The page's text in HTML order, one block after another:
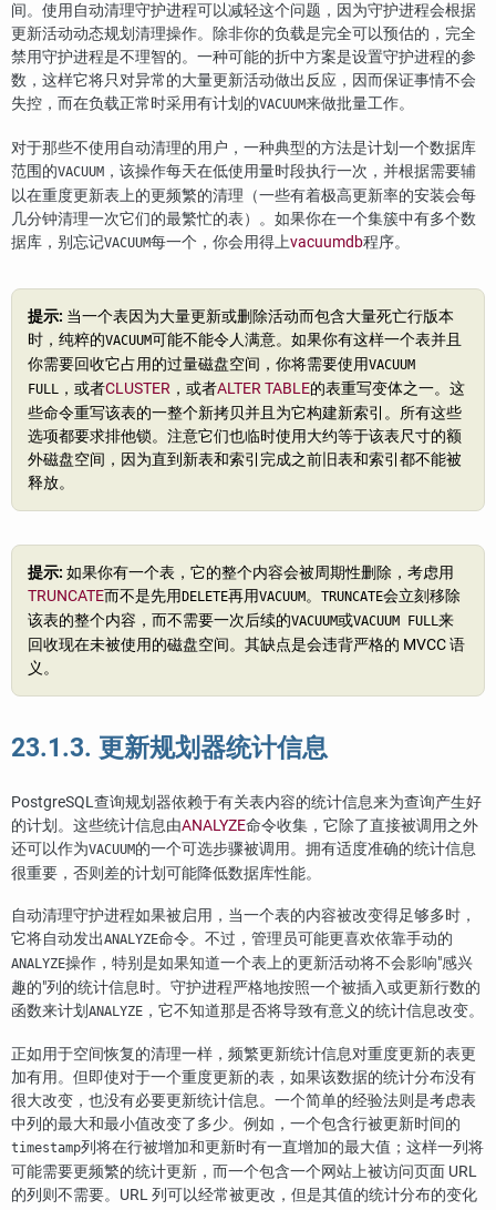
间。使用自动清理守护进程可以减轻这个问题，因为守护进程会根据
更新活动动态规划清理操作。除非你的负载是完全可以预估的，完全
禁用守护进程是不理智的。一种可能的折中方案是设置守护进程的参
数，这样它将只对异常的大量更新活动做出反应，因而保证事情不会
失控，而在负载正常时采用有计划的VACUUM来做批量工作。
对于那些不使用自动清理的用户，一种典型的方法是计划一个数据库
范围的VACUUM ，该操作每天在低使用量时段执行一次，并根据需要辅
以在重度更新表上的更频繁的清理（一些有着极高更新率的安装会每
几分钟清理一次它们的最繁忙的表）。如果你在一个集簇中有多个数
据库，别忘记VACUUM每一个，你会用得上vacuumdb程序。
提示: 当一个表因为大量更新或删除活动而包含大量死亡行版本
时，纯粹的VACUUM可能不能令人满意。如果你有这样一个表并且
你需要回收它占用的过量磁盘空间，你将需要使用VACUUM
FULL ，或者CLUSTER ，或者ALTER TABLE的表重写变体之一。这
些命令重写该表的一整个新拷贝并且为它构建新索引。所有这些
选项都要求排他锁。注意它们也临时使用大约等于该表尺寸的额
外磁盘空间，因为直到新表和索引完成之前旧表和索引都不能被
释放。
提示: 如果你有一个表，它的整个内容会被周期性删除，考虑用
TRUNCATE而不是先用 DELETE再用VACUUM。 TRUNCATE会立刻移除
该表的整个内容，而不需要一次后续的VACUUM或VACUUM FULL来
回收现在未被使用的磁盘空间。其缺点是会违背严格的 MVCC 语
义。
23.1.3. 更新规划器统计信息
PostgreSQL查询规划器依赖于有关表内容的统计信息来为查询产生好
的计划。这些统计信息由ANALYZE命令收集，它除了直接被调用之外
还可以作为VACUUM的一个可选步骤被调用。拥有适度准确的统计信息
很重要，否则差的计划可能降低数据库性能。
自动清理守护进程如果被启用，当一个表的内容被改变得足够多时，
它将自动发出ANALYZE命令。不过，管理员可能更喜欢依靠手动的
ANALYZE操作，特别是如果知道一个表上的更新活动将不会影响"感兴
趣的"列的统计信息时。守护进程严格地按照一个被插入或更新行数的
函数来计划 ANALYZE ，它不知道那是否将导致有意义的统计信息改变。
正如用于空间恢复的清理一样，频繁更新统计信息对重度更新的表更
加有用。但即使对于一个重度更新的表，如果该数据的统计分布没有
很大改变，也没有必要更新统计信息。一个简单的经验法则是考虑表
中列的最大和最小值改变了多少。例如，一个包含行被更新时间的
timestamp列将在行被增加和更新时有一直增加的最大值；这样一列将
可能需要更频繁的统计更新，而一个包含一个网站上被访问页面 URL
的列则不需要。URL 列可以经常被更改，但是其值的统计分布的变化